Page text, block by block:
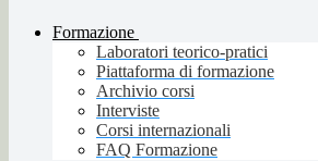
Formazione
Laboratori teorico-pratici
Piattaforma di formazione
Archivio corsi
Interviste
Corsi internazionali
FAQ Formazione